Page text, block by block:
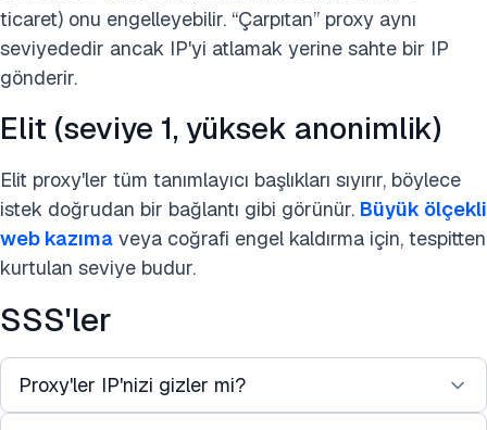
ticaret) onu engelleyebilir. “Çarpıtan” proxy aynı
seviyededir ancak IP'yi atlamak yerine sahte bir IP
gönderir.
Elit (seviye 1, yüksek anonimlik)
Elit proxy'ler tüm tanımlayıcı başlıkları sıyırır, böylece
istek doğrudan bir bağlantı gibi görünür. Büyük ölçekli
web kazıma veya coğrafi engel kaldırma için, tespitten
kurtulan seviye budur.
SSS'ler
Proxy'ler IP'nizi gizler mi?